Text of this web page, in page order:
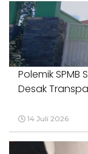
Polemik SPMB
Desak
14 Juli 2026